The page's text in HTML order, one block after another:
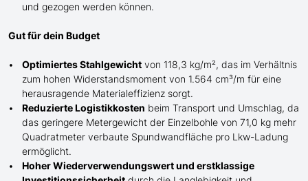
und gezogen werden können.
Gut für dein Budget
Optimiertes Stahlgewicht von 118,3 kg/m², das im Verhältnis
zum hohen Widerstandsmoment von 1.564 cm³/m für eine
herausragende Materialeffizienz sorgt.
Reduzierte Logistikkosten beim Transport und Umschlag, da
das geringere Metergewicht der Einzelbohle von 71,0 kg mehr
Quadratmeter verbaute Spundwandfläche pro Lkw-Ladung
ermöglicht.
Hoher Wiederverwendungswert und erstklassige